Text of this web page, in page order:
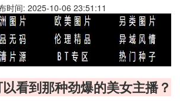
时间: 2025-10-06 23:51:11
看到那种劲爆的美女主播？